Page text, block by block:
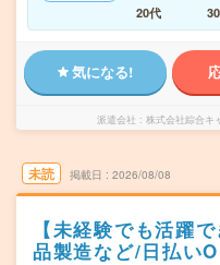
20代
気になる!
派遣会社 株式会社綜合キ
未読 掲載日 2026/08/08
【未経験でも活躍
品製造など/日払い